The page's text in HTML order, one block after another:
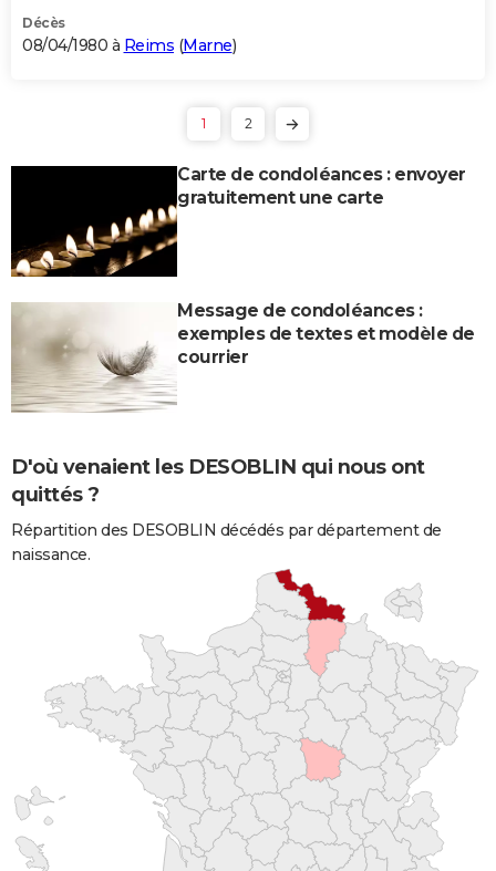
Décès
08/04/1980 à Reims (Marne)
1 2
Carte de condoléances : envoyer
gratuitement une carte
Message de condoléances :
exemples de textes et modèle de
courrier
D'où venaient les DESOBLIN qui nous ont
quittés ?
Répartition des DESOBLIN décédés par département de
naissance.